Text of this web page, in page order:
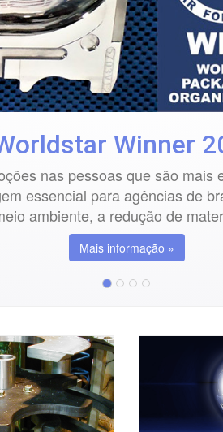
Winner
nas pessoas que são
essencial para agências de
ambiente, a redução de
Mais informação »